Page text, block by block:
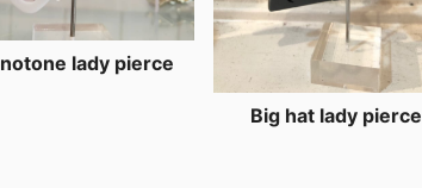
lady pierce
Big hat lady pierce